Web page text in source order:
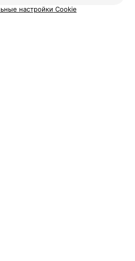
настройки Cookie